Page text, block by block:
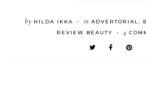
by HILDA IKKA • in ADVERTORIAL,
REVIEW BEAUTY
• 4